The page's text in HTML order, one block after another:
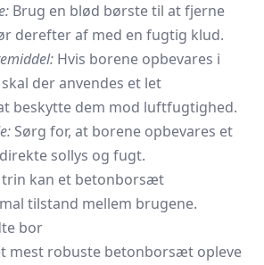
Brug en blød børste til at fjerne
derefter af med en fugtig klud.
Hvis borene opbevares i
der anvendes et let
beskytte dem mod luftfugtighed.
Sørg for, at borene opbevares et
sollys og fugt.
trin kan et betonborsæt
tilstand mellem brugene.
bor
mest robuste betonborsæt opleve